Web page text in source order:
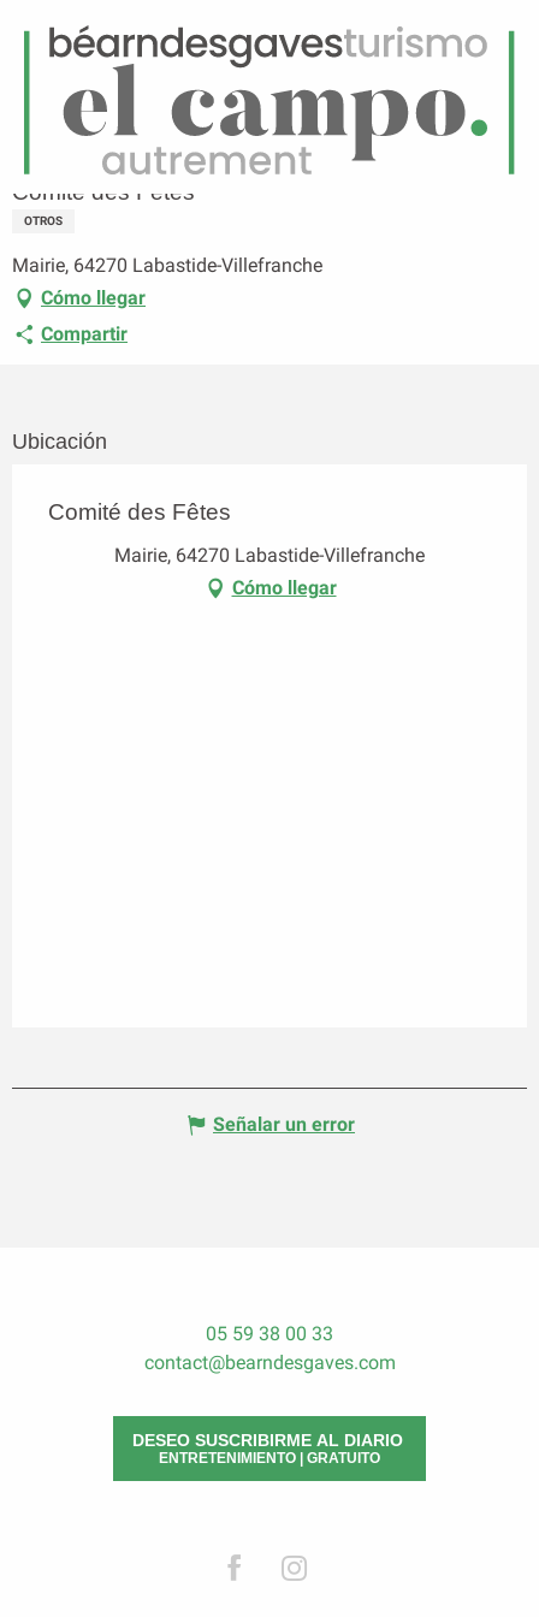
Menú
Página principal Comité des Fêtes
Comité des Fêtes
OTROS
Mairie, 64270 Labastide-Villefranche
Cómo llegar
Compartir
Ubicación
Comité des Fêtes
Mairie, 64270 Labastide-Villefranche
Cómo llegar
Señalar un error
05 59 38 00 33
contact@bearndesgaves.com
DESEO SUSCRIBIRME AL DIARIO
ENTRETENIMIENTO | GRATUITO